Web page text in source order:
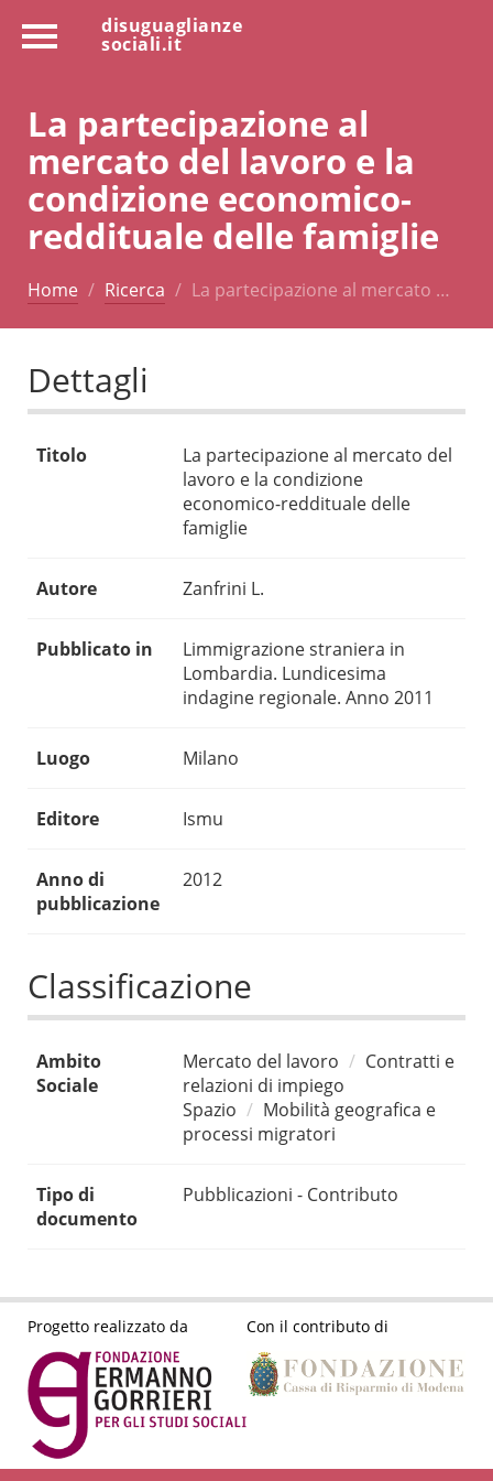
disuguaglianze
sociali.it
La partecipazione al
mercato del lavoro e la
condizione economico-
reddituale delle famiglie
Home Ricerca La partecipazione al mercato …
Dettagli
Titolo
La partecipazione al mercato del
lavoro e la condizione
economico-reddituale delle
famiglie
Autore Zanfrini L.
Pubblicato in
Limmigrazione straniera in
Lombardia. Lundicesima
indagine regionale. Anno 2011
Luogo Milano
Editore Ismu
Anno di
pubblicazione
2012
Classificazione
Ambito
Sociale
Mercato del lavoro
Contratti e
relazioni di impiego
Spazio
Mobilità geografica e
processi migratori
Tipo di
documento
Pubblicazioni - Contributo
Progetto realizzato da Con il contributo di